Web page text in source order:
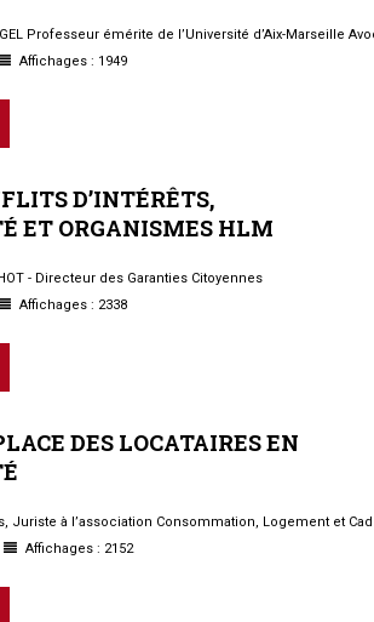
Professeur émérite de l’Université d’Aix-Marseille
Affichages : 1949
D’INTÉRÊTS,
ET ORGANISMES HLM
- Directeur des Garanties Citoyennes
Affichages : 2338
DES LOCATAIRESEN
Juriste à l’association Consommation, Logement et
Affichages : 2152